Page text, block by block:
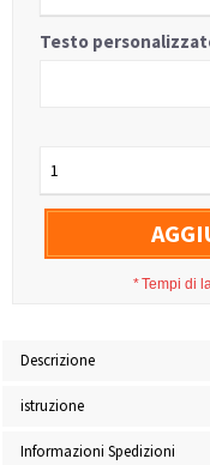
Testo
1
*Tempi di
Descrizione
istruzione
Informazioni Spedizioni